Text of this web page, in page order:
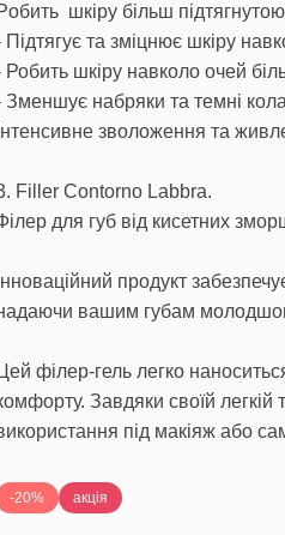
шкіру більш
Підтягує та зміцнює шкіру
Робить шкіру навколо очей
Зменшує набряки та темні
Інтенсивне зволоження та
Filler Contorno Labbra.
для губ від кисетних
Інноваційний продукт
вашим губам
Цей філер-гель легко
Завдяки своїй легкій
-20% акція